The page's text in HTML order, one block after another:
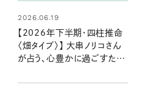
2026.06.19
【2026年下半期・四柱推命
〈畑タイプ〉】 大串ノリコさん
が占う、心豊かに過ごすため